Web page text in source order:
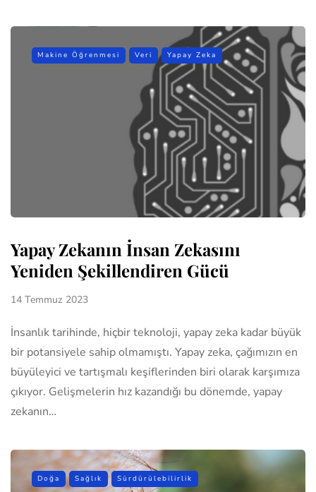
Makine Öğrenmesi Veri Yapay Zeka
Yapay Zekanın İnsan Zekasını
Yeniden Şekillendiren Gücü
14 Temmuz 2023
İnsanlık tarihinde, hiçbir teknoloji, yapay zeka kadar büyük
bir potansiyele sahip olmamıştı. Yapay zeka, çağımızın en
büyüleyici ve tartışmalı keşiflerinden biri olarak karşımıza
çıkıyor. Gelişmelerin hız kazandığı bu dönemde, yapay
zekanın…
Doğa Sağlık Sürdürülebilirlik